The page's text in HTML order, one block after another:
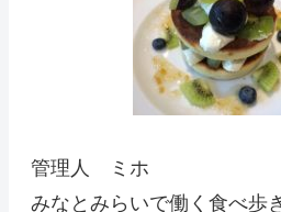
管理人 ミホ
みなとみらいで働く食べ歩